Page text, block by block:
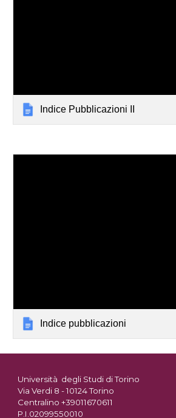
Indice Pubblicazioni II
Indice pubblicazioni
Università degli Studi di Torino
Via Verdi 8 - 10124 Torino
Centralino +39011670611
P.I.02099550010